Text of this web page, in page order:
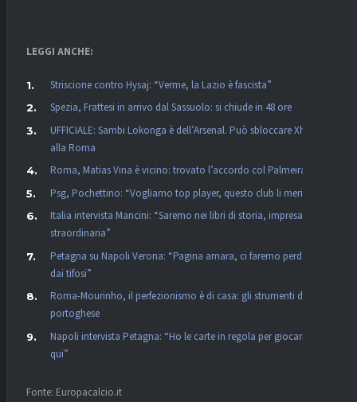
LEGGI ANCHE:
Striscione contro Hysaj: “Verme, la Lazio è fascista”
Spezia, Frattesi in arrivo dal Sassuolo: si chiude in 48 ore
UFFICIALE: Sambi Lokonga è dell’Arsenal. Può sbloccare Xhaka
alla Roma
Roma, Matias Vina è vicino: trovato l’accordo col Palmeiras
Psg, Pochettino: “Vogliamo top player, questo club li merita”
Italia intervista Mancini: “Saremo nei libri di storia, impresa
straordinaria”
Petagna su Napoli Verona: “Pagina amara, ci faremo perdonare
dai tifosi”
Roma-Mourinho, il perfezionismo è di casa: gli strumenti del
portoghese
Napoli intervista Petagna: “Ho le carte in regola per giocarmela
qui”
Fonte: Europacalcio.it